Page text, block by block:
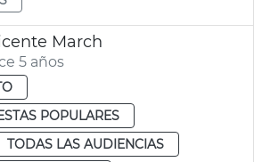
March
5 años
POPULARES
TODAS LAS AUDIENCIAS